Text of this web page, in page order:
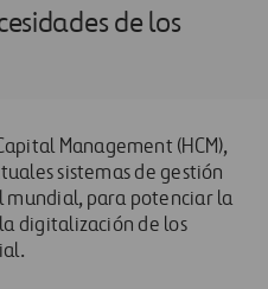
de los
Management (HCM),
sistemas de gestión
mundial, para potenciar la
digitalización de los